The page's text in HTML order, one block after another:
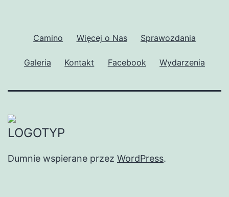
Camino Więcej o Nas Sprawozdania
Galeria Kontakt Facebook Wydarzenia
Dumnie wspierane przez WordPress.